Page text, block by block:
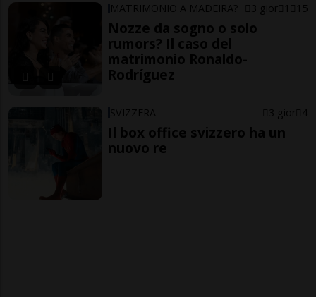
MATRIMONIO A MADEIRA? 3 gior 1 15
Nozze da sogno o solo
rumors? Il caso del
matrimonio Ronaldo-
Rodríguez
SVIZZERA 3 gior 4
Il box office svizzero ha un
nuovo re